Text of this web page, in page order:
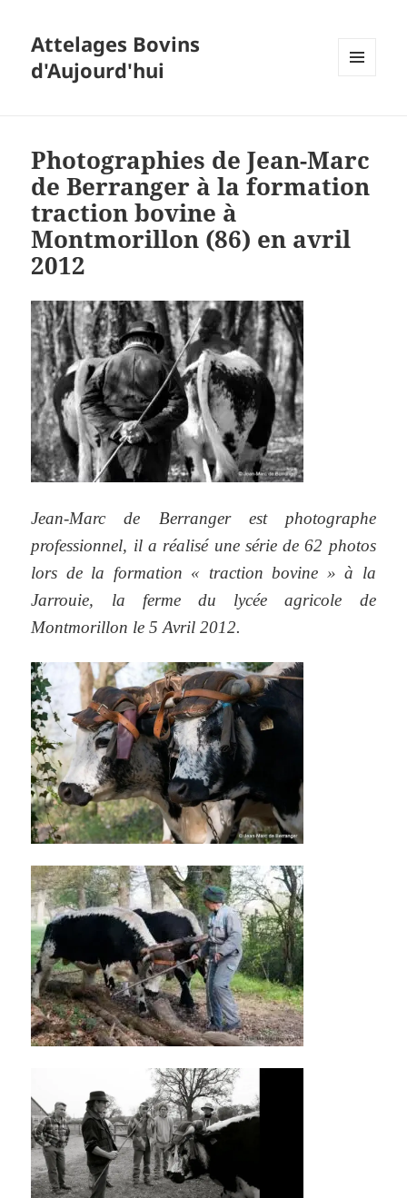
Attelages Bovins
d'Aujourd'hui
Photographies de Jean-Marc
de Berranger à la formation
traction bovine à
Montmorillon (86) en avril
2012
Jean-Marc de Berranger est photographe
professionnel, il a réalisé une série de 62 photos
lors de la formation « traction bovine » à la
Jarrouie, la ferme du lycée agricole de
Montmorillon le 5 Avril 2012.